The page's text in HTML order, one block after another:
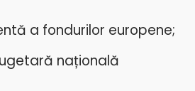
a fondurilor europene;
națională